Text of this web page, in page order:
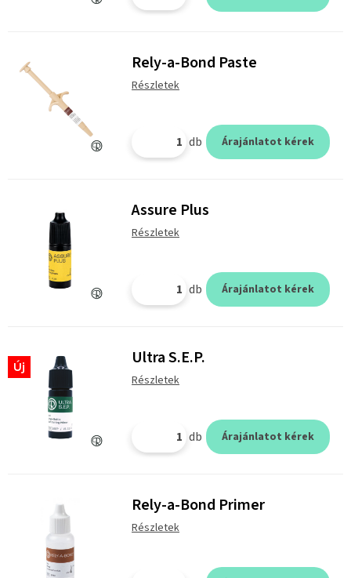
Rely-a-Bond Paste
Részletek
db Árajánlatot kérek
Assure Plus
Részletek
db Árajánlatot kérek
Új Ultra S.E.P.
Részletek
db Árajánlatot kérek
Rely-a-Bond Primer
Részletek